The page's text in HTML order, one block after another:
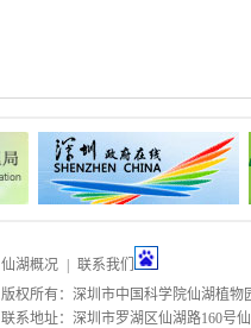
仙湖概况
联系我们
版权所有：深圳市中国科学院仙湖植物
联系地址：深圳市罗湖区仙湖路160号